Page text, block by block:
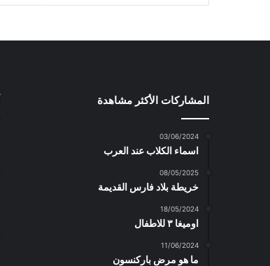
المشاركات الأكثر مشاهدة
03/06/2024
اسماء الكلاب عند العرب
08/05/2025
خريطة بلاد فارس القديمة
18/05/2024
اوميغا ٣ للاطفال
11/06/2024
ما هو مرض باركنسون